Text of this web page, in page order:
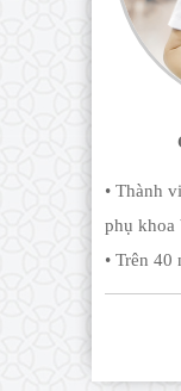
• Thành
phụ khoa
• Trên